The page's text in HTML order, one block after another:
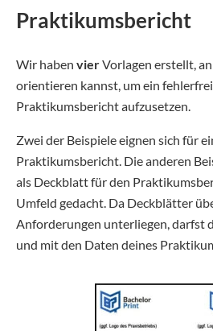
Praktikumsbericht
Wir haben vierVorlagen erstellt,
orientieren kannst, um ein
Praktikumsbericht aufzusetzen.
Zwei der Beispiele eignen sich für
Praktikumsbericht. Die anderen
als Deckblatt für den
Umfeld gedacht. Da Deckblätter
Anforderungen unterliegen, darfst
und mit den Daten deines